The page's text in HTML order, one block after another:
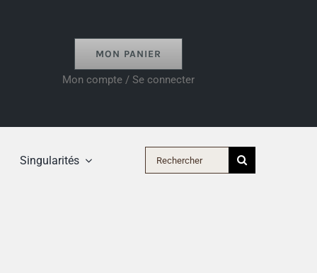
MON PANIER
Mon compte / Se connecter
Singularités Rechercher: